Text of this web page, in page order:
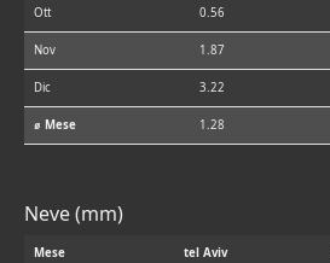
Ott 0.56
Nov 1.87
Dic 3.22
⌀ Mese 1.28
Neve (mm)
Mese tel Aviv